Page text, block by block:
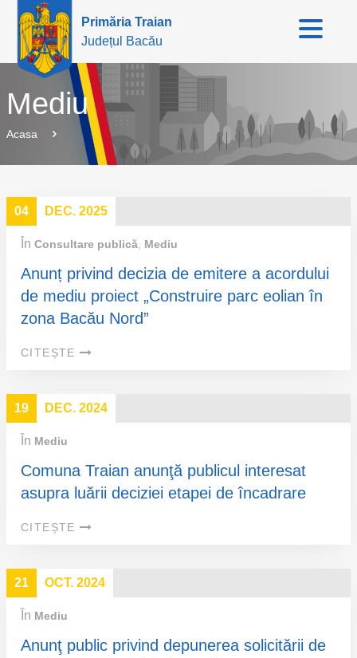
Primăria Traian
Județul Bacău
Mediu
Acasa
04 DEC. 2025
În Consultare publică Mediu
Anunț privind decizia de emitere a acordului
de mediu proiect „Construire parc eolian în
zona Bacău Nord”
CITEȘTE
19 DEC. 2024
În Mediu
Comuna Traian anunţă publicul interesat
asupra luării deciziei etapei de încadrare
CITEȘTE
21 OCT. 2024
În Mediu
Anunţ public privind depunerea solicitării de